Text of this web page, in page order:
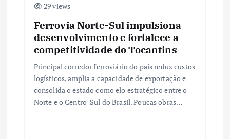
29 views
Ferrovia Norte-Sul impulsiona
desenvolvimento e fortalece a
competitividade do Tocantins
Principal corredor ferroviário do país reduz custos
logísticos, amplia a capacidade de exportação e
consolida o estado como elo estratégico entre o
Norte e o Centro-Sul do Brasil. Poucas obras…